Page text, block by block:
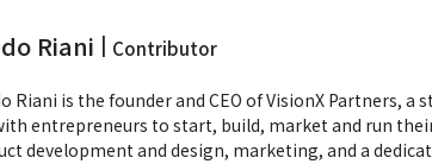
Riani Contributor
Riani is the founder and CEO of VisionX Partners,
entrepreneurs to start, build, market and run
development and design, marketing, and a